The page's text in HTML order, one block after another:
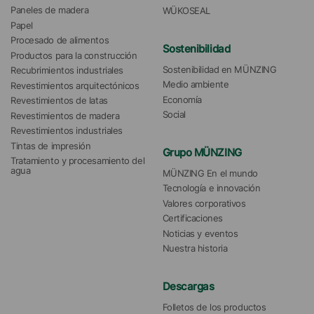
Paneles de madera
Papel
Procesado de alimentos
Productos para la construcción
Recubrimientos industriales
Revestimientos arquitectónicos
Revestimientos de latas
Revestimientos de madera
Revestimientos industriales
Tintas de impresión
Tratamiento y procesamiento del
agua
WÜKOSEAL
Sostenibilidad
Sostenibilidad en MÜNZING
Medio ambiente
Economía
Social
Grupo MÜNZING
MÜNZING En el mundo
Tecnología e innovación
Valores corporativos
Certificaciones
Noticias y eventos
Nuestra historia
Descargas
Folletos de los productos